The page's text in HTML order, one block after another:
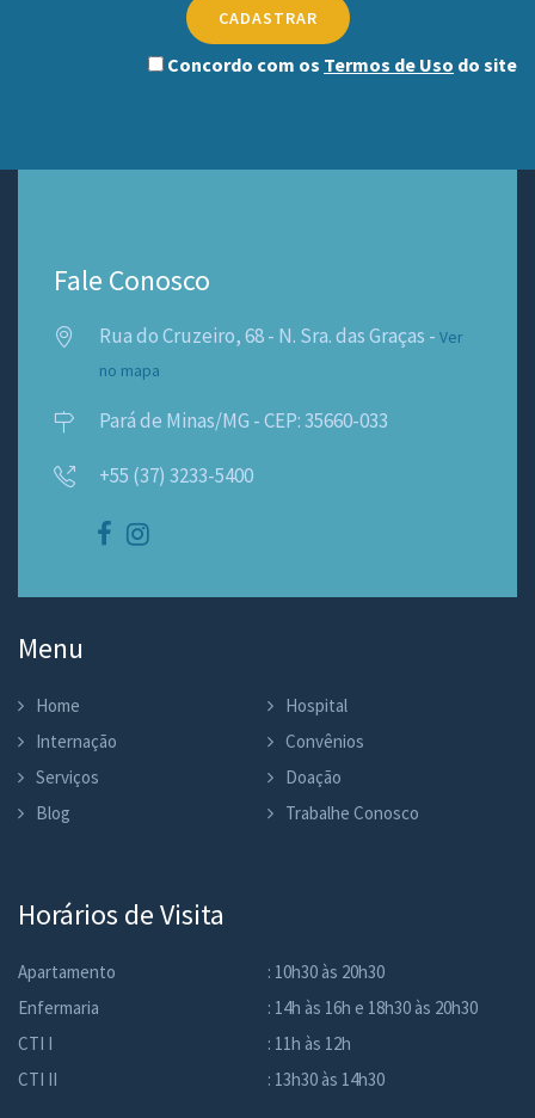
CADASTRAR
Concordo com os Termos de Uso do site
Fale Conosco
Rua do Cruzeiro, 68 - N. Sra. das Graças - Ver
no mapa
Pará de Minas/MG - CEP: 35660-033
+55 (37) 3233-5400
Menu
Home
Hospital
Internação
Convênios
Serviços
Doação
Blog
Trabalhe Conosco
Horários de Visita
Apartamento
: 10h30 às 20h30
Enfermaria
: 14h às 16h e 18h30 às 20h30
CTI I
: 11h às 12h
CTI II
: 13h30 às 14h30